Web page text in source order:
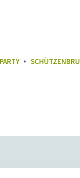
PARTY